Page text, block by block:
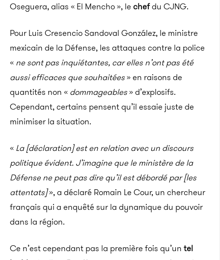
Oseguera, alias « El Mencho », le chefdu CJNG.
Pour Luis Cresencio Sandoval González, le ministre
mexicain de la Défense, les attaques contre la police
« ne sont pas inquiétantes, car elles n’ont pas été
aussi efficaces que souhaitées» en raisons de
quantités non « dommageables» d’explosifs.
Cependant, certains pensent qu’il essaie juste de
minimiser la situation.
« La [déclaration] est en relation avec un discours
politique évident. J’imagine que le ministère de la
Défense ne peut pas dire qu’il est débordé par [les
attentats]», a déclaré Romain Le Cour, un chercheur
français qui a enquêté sur la dynamique du pouvoir
dans la région.
Ce n’est cependant pas la première fois qu’un tel